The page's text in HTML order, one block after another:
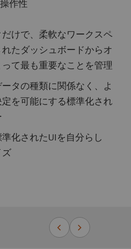
作性
けで、柔軟なワークスペ
たダッシュボードからオ
て最も重要なことを管理
タの種類に関係なく、よ
定を可能にする標準化され
化されたUIを自分らし
ズ